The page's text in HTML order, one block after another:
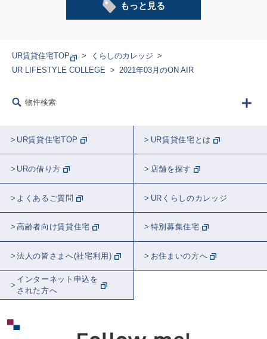
ガーデニング 家事
音楽 学校 睡眠
観葉植物 近居
スポット紹介 全国 埼玉
神奈川 関東 茨城
北海道 愛知 大阪
もっと見る
UR賃貸住宅TOP
くらしのカレッジ
UR LIFESTYLE COLLEGE
2021年03月のON AIR
物件検索
UR賃貸住宅TOP UR賃貸住宅とは
URの借り方 店舗を探す
よくあるご質問 URくらしのカレッジ
高齢者向け賃貸住宅 特別募集住宅
法人の皆さまへ(社宅利用) お住まいの方へ
インターネット申込を
された方へ